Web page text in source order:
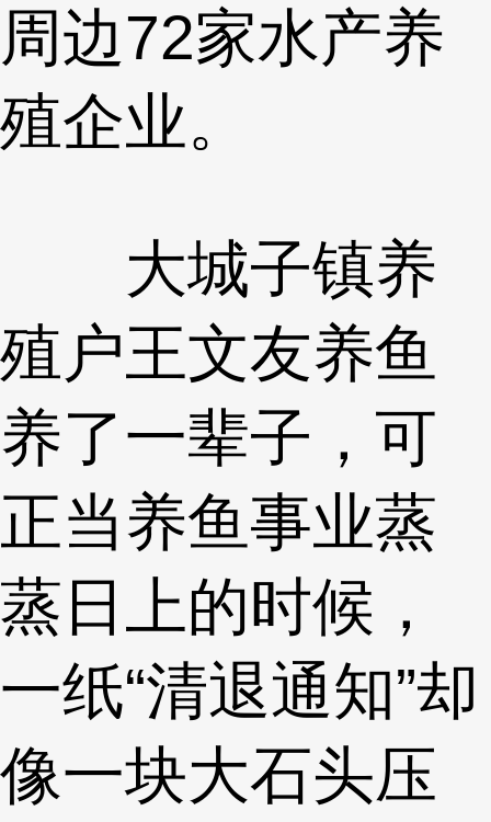
周边72家水产养
殖企业。
大城子镇养
殖户王文友养鱼
养了一辈子，可
正当养鱼事业蒸
蒸日上的时候，
一纸“清退通知”却
像一块大石头压